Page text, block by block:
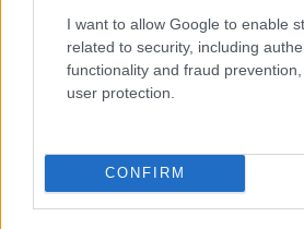
I want to allow Google to enable
related to security, including
functionality and fraud
user protection.
CONFIRM
ötszáz, nem érdekes, hogy van
gyorsítok… cél!
34:33 …izé, még
(bent, az első száz között)